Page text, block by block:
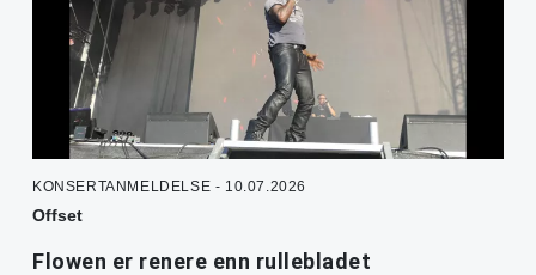
KONSERTANMELDELSE - 10.07.2026
Offset
Flowen er renere enn rullebladet